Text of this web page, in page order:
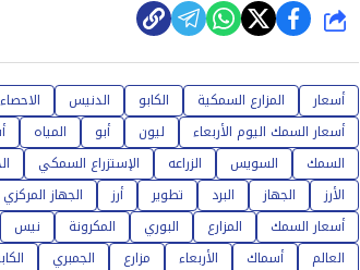
شارك
أسعار المزارع السمكية الكابو الدنيس الاحصاء
أسعار السمك اليوم الأربعاء
ليون أبو المياه
السمك
السويس الزراعه الإستزراع السمكي
الأرز
الجهاز البرد تطوير أرز الجهاز
أسعار السمك
المزارع البوري المكرونة نيس
العالم
أسماك الأربعاء مزارع الجمبري